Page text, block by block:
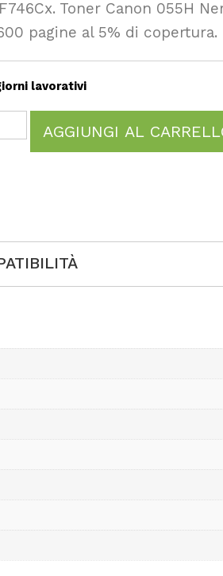
Toner Canon 055H
pagine al 5% di copertura.
lavorativi
AGGIUNGI AL